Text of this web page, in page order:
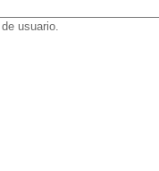
usuario.